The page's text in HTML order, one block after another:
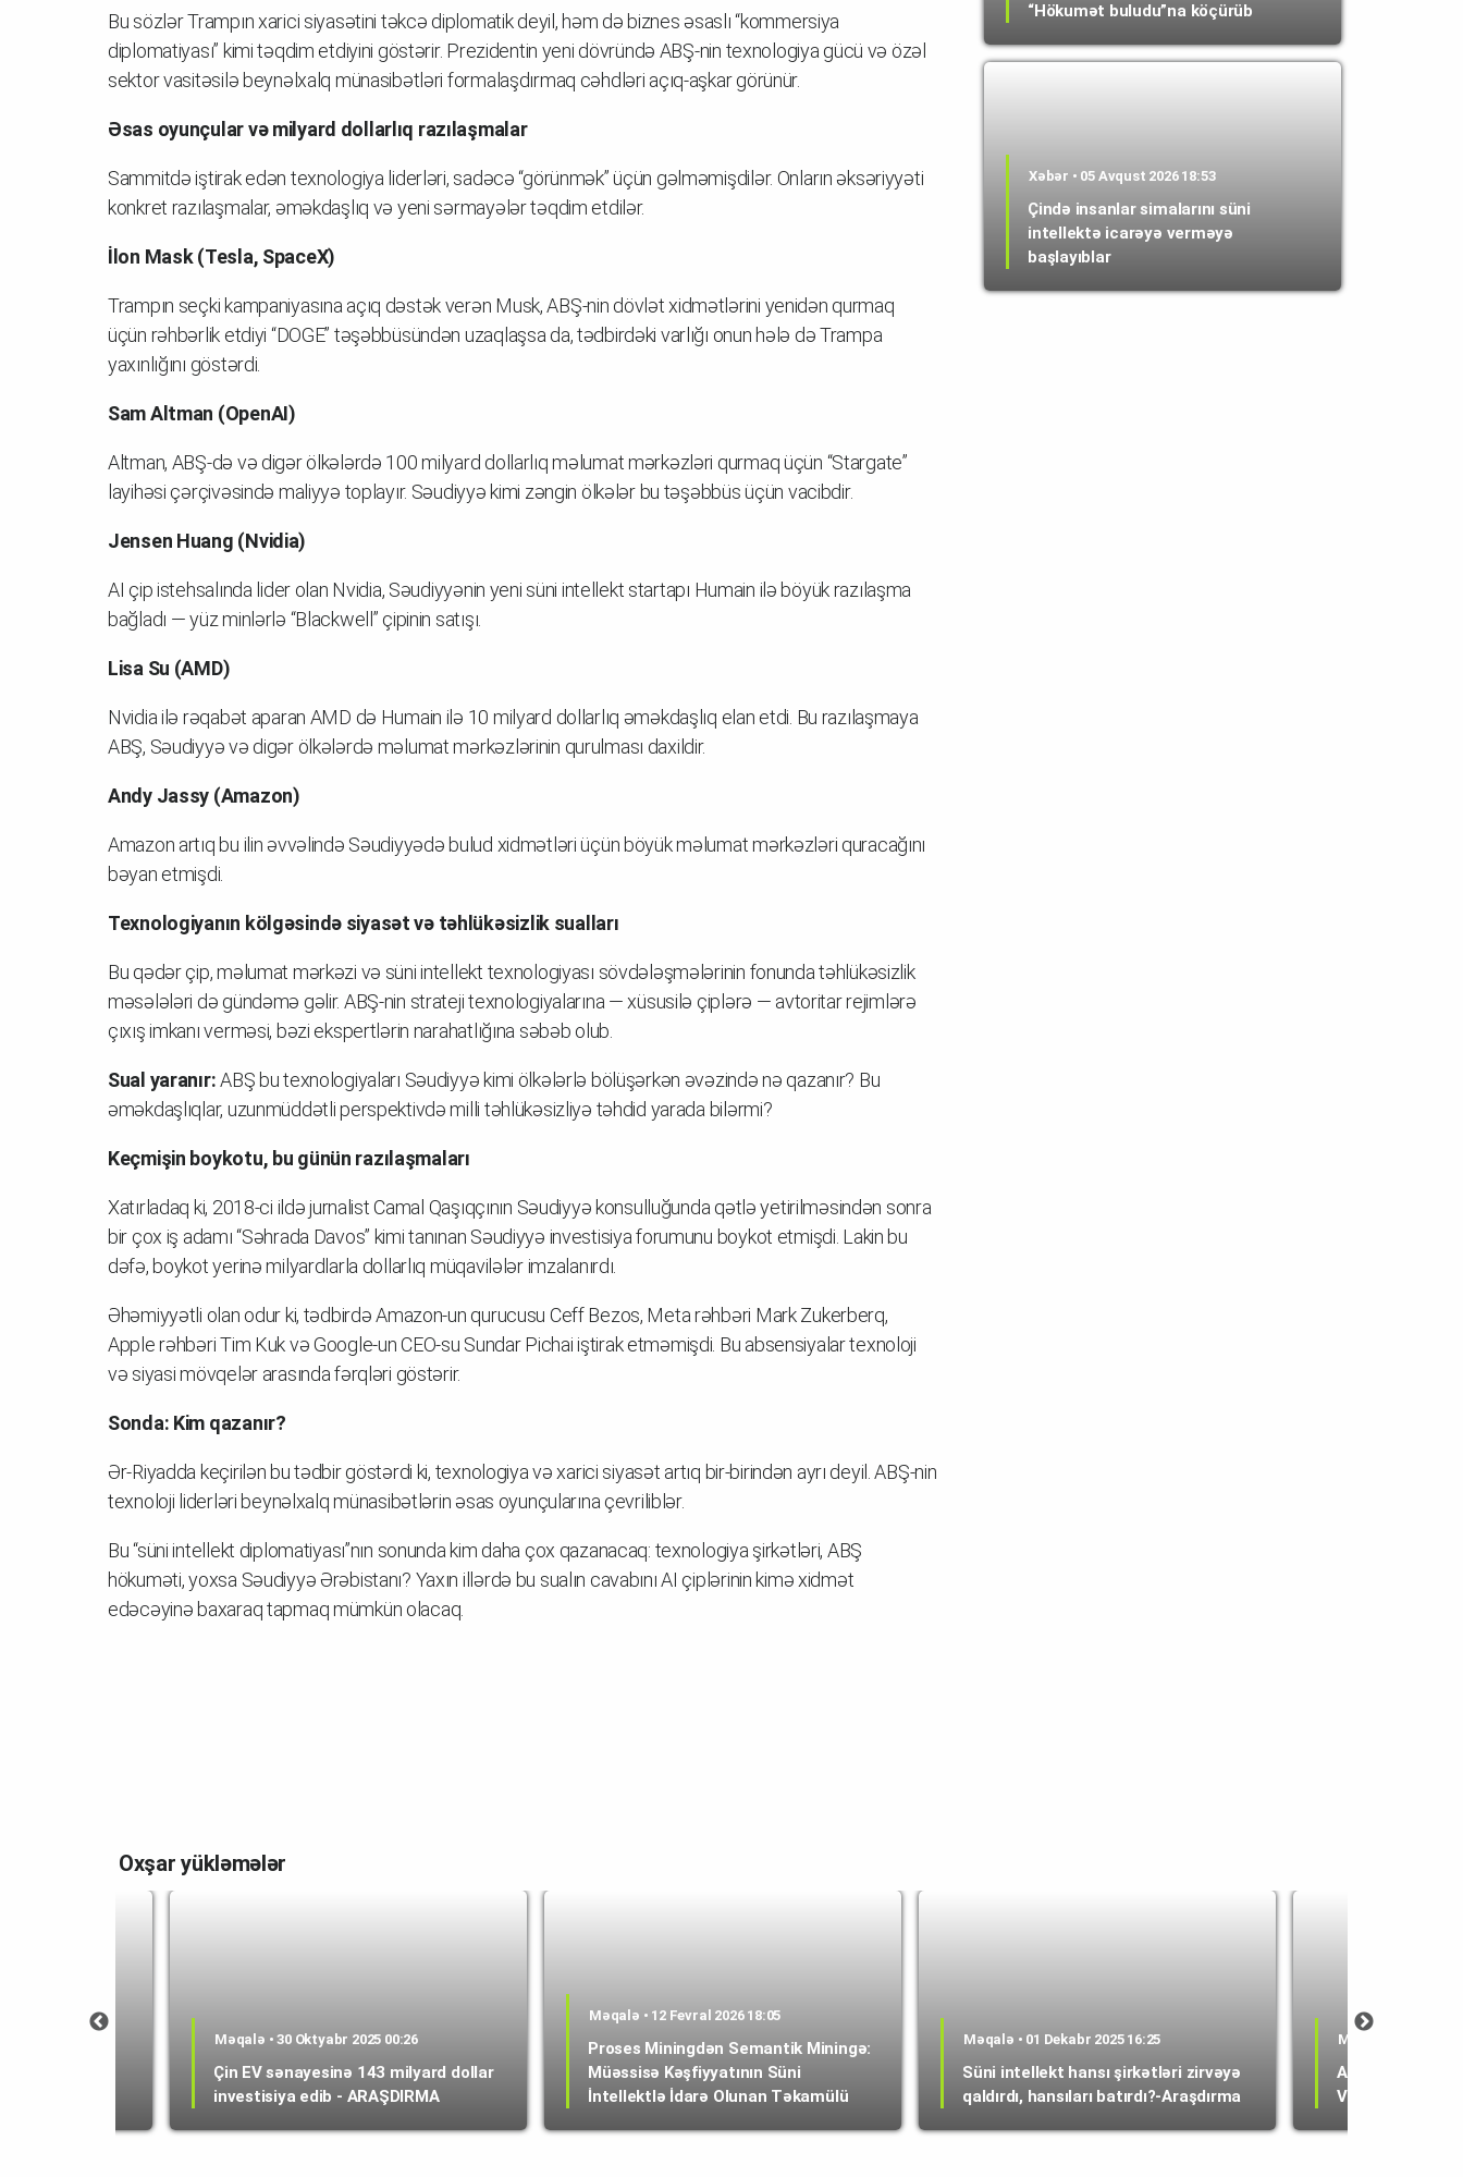
Bu sözlər Trampın xarici siyasətini təkcə diplomatik deyil, həm də biznes əsaslı “kommersiya
diplomatiyası” kimi təqdim etdiyini göstərir. Prezidentin yeni dövründə ABŞ-nin texnologiya gücü və özəl
sektor vasitəsilə beynəlxalq münasibətləri formalaşdırmaq cəhdləri açıq-aşkar görünür.
Əsas oyunçular və milyard dollarlıq razılaşmalar
Sammitdə iştirak edən texnologiya liderləri, sadəcə “görünmək” üçün gəlməmişdilər. Onların əksəriyyəti
konkret razılaşmalar, əməkdaşlıq və yeni sərmayələr təqdim etdilər.
İlon Mask (Tesla, SpaceX)
Trampın seçki kampaniyasına açıq dəstək verən Musk, ABŞ-nin dövlət xidmətlərini yenidən qurmaq
üçün rəhbərlik etdiyi “DOGE” təşəbbüsündən uzaqlaşsa da, tədbirdəki varlığı onun hələ də Trampa
yaxınlığını göstərdi.
Sam Altman (OpenAI)
Altman, ABŞ-də və digər ölkələrdə 100 milyard dollarlıq məlumat mərkəzləri qurmaq üçün “Stargate”
layihəsi çərçivəsində maliyyə toplayır. Səudiyyə kimi zəngin ölkələr bu təşəbbüs üçün vacibdir.
Jensen Huang (Nvidia)
AI çip istehsalında lider olan Nvidia, Səudiyyənin yeni süni intellekt startapı Humain ilə böyük razılaşma
bağladı — yüz minlərlə “Blackwell” çipinin satışı.
Lisa Su (AMD)
Nvidia ilə rəqabət aparan AMD də Humain ilə 10 milyard dollarlıq əməkdaşlıq elan etdi. Bu razılaşmaya
ABŞ, Səudiyyə və digər ölkələrdə məlumat mərkəzlərinin qurulması daxildir.
Andy Jassy (Amazon)
Amazon artıq bu ilin əvvəlində Səudiyyədə bulud xidmətləri üçün böyük məlumat mərkəzləri quracağını
bəyan etmişdi.
Texnologiyanın kölgəsində siyasət və təhlükəsizlik sualları
Bu qədər çip, məlumat mərkəzi və süni intellekt texnologiyası sövdələşmələrinin fonunda təhlükəsizlik
məsələləri də gündəmə gəlir. ABŞ-nin strateji texnologiyalarına — xüsusilə çiplərə — avtoritar rejimlərə
çıxış imkanı verməsi, bəzi ekspertlərin narahatlığına səbəb olub.
Sual yaranır:ABŞ bu texnologiyaları Səudiyyə kimi ölkələrlə bölüşərkən əvəzində nə qazanır? Bu
əməkdaşlıqlar, uzunmüddətli perspektivdə milli təhlükəsizliyə təhdid yarada bilərmi?
Keçmişin boykotu, bu günün razılaşmaları
Xatırladaq ki, 2018-ci ildə jurnalist Camal Qaşıqçının Səudiyyə konsulluğunda qətlə yetirilməsindən sonra
bir çox iş adamı “Səhrada Davos” kimi tanınan Səudiyyə investisiya forumunu boykot etmişdi. Lakin bu
dəfə, boykot yerinə milyardlarla dollarlıq müqavilələr imzalanırdı.
Əhəmiyyətli olan odur ki, tədbirdə Amazon-un qurucusu Ceff Bezos, Meta rəhbəri Mark Zukerberq,
Apple rəhbəri Tim Kuk və Google-un CEO-su Sundar Pichai iştirak etməmişdi. Bu absensiyalar texnoloji
və siyasi mövqelər arasında fərqləri göstərir.
Sonda: Kim qazanır?
Ər-Riyadda keçirilən bu tədbir göstərdi ki, texnologiya və xarici siyasət artıq bir-birindən ayrı deyil. ABŞ-nin
texnoloji liderləri beynəlxalq münasibətlərin əsas oyunçularına çevriliblər.
Bu “süni intellekt diplomatiyası”nın sonunda kim daha çox qazanacaq: texnologiya şirkətləri, ABŞ
hökuməti, yoxsa Səudiyyə Ərəbistanı? Yaxın illərdə bu sualın cavabını AI çiplərinin kimə xidmət
edəcəyinə baxaraq tapmaq mümkün olacaq.
“Hökumət buludu”na köçürüb
Xəbər • 05 Avqust 2026 18:53
Çində insanlar simalarını süni
intellektə icarəyə verməyə
başlayıblar
Oxşar yükləmələr
Məqalə • 30 Oktyabr 2025 00:26
Çin EV sənayesinə 143 milyard dollar
investisiya edib - ARAŞDIRMA
Məqalə • 12 Fevral 2026 18:05
Proses Miningdən Semantik Miningə:
Müəssisə Kəşfiyyatının Süni
İntellektlə İdarə Olunan Təkamülü
Məqalə • 01 Dekabr 2025 16:25
Süni intellekt hansı şirkətləri zirvəyə
qaldırdı, hansıları batırdı?-Araşdırma
Məqalə • 20
Amazonda
Vurğun